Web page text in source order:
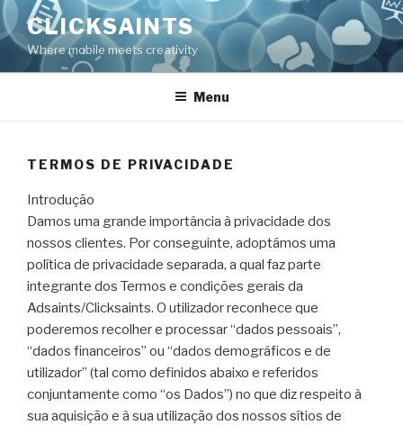
Skip
to
content
CLICKSAINTS
Where mobile meets creativity
Menu
TERMOS DE PRIVACIDADE
Introdução
Damos uma grande importância à privacidade dos
nossos clientes. Por conseguinte, adoptámos uma
política de privacidade separada, a qual faz parte
integrante dos Termos e condições gerais da
Adsaints/Clicksaints. O utilizador reconhece que
poderemos recolher e processar “dados pessoais”,
“dados financeiros” ou “dados demográficos e de
utilizador” (tal como definidos abaixo e referidos
conjuntamente como “os Dados”) no que diz respeito à
sua aquisição e à sua utilização dos nossos sítios de